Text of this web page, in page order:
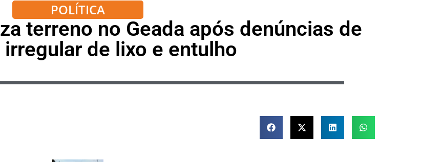
POLÍTICA
terreno no Geada após denúncias de
de lixo e entulho